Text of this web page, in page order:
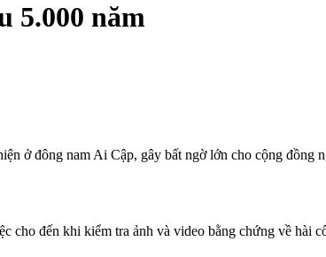
5.000 năm
ở đông nam Ai Cập, gây bất ngờ lớn cho cộng đồng
đến khi kiểm tra ảnh và video bằng chứng về hài